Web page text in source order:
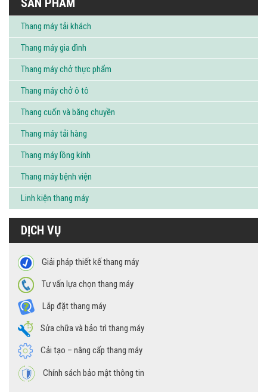
SẢN PHẨM
Thang máy tải khách
Thang máy gia đình
Thang máy chở thực phẩm
Thang máy chở ô tô
Thang cuốn và băng chuyền
Thang máy tải hàng
Thang máy lồng kính
Thang máy bệnh viện
Linh kiện thang máy
DỊCH VỤ
Giải pháp thiết kế thang máy
Tư vấn lựa chọn thang máy
Lắp đặt thang máy
Sửa chữa và bảo trì thang máy
Cải tạo – nâng cấp thang máy
Chính sách bảo mật thông tin